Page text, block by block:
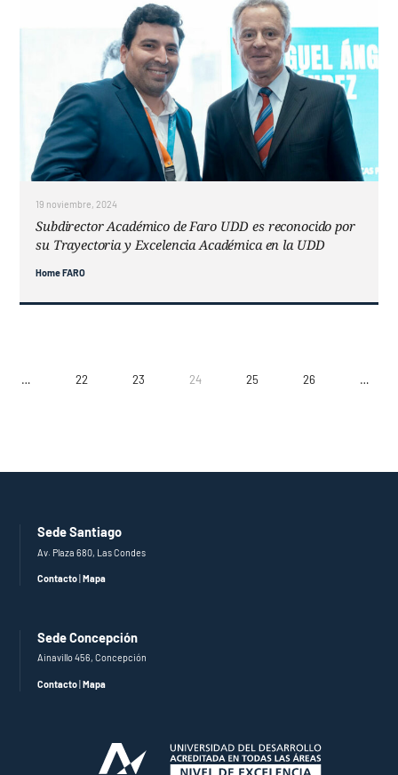
19 noviembre, 2024
Subdirector Académico de Faro UDD es reconocido por
su Trayectoria y Excelencia Académica en la UDD
Home FARO
… 22 23 24 25 26 …
Sede Santiago
Av. Plaza 680, Las Condes
Contacto|Mapa
Sede Concepción
Ainavillo 456, Concepción
Contacto|Mapa